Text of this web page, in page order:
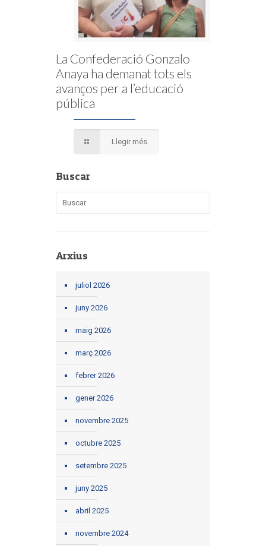
La Confederació Gonzalo
Anaya ha demanat tots els
avanços per a l’educació
pública
Llegir més
Buscar
Arxius
juliol 2026
juny 2026
maig 2026
març 2026
febrer 2026
gener 2026
novembre 2025
octubre 2025
setembre 2025
juny 2025
abril 2025
novembre 2024